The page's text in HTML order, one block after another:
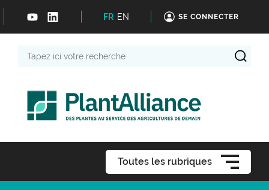
FR EN SE CONNECTER
Toutes les rubriques